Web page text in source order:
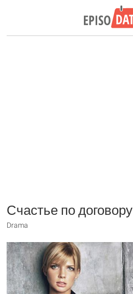
Счастье по договору
Drama